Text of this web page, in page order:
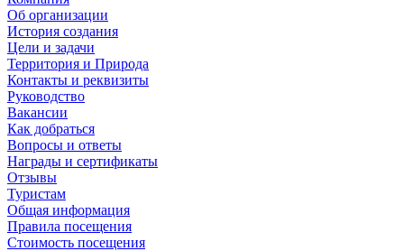
Об организации
История создания
Цели и задачи
Территория и Природа
Контакты и реквизиты
Руководство
Вакансии
Как добраться
Вопросы и ответы
Награды и сертификаты
Отзывы
Туристам
Общая информация
Правила посещения
Стоимость посещения